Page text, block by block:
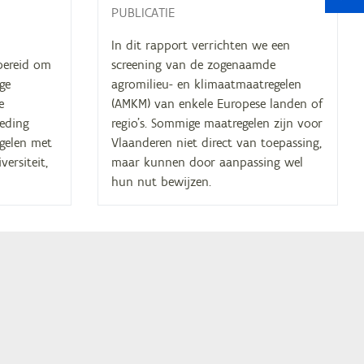
om
met
PUBLICATIE
In dit rapport verrichten we een
screening van de zogenaamde
agromilieu- en klimaatmaatregelen
(AMKM) van enkele Europese landen of
regio’s. Sommige maatregelen zijn voor
Vlaanderen niet direct van toepassing,
maar kunnen door aanpassing wel
hun nut bewijzen.